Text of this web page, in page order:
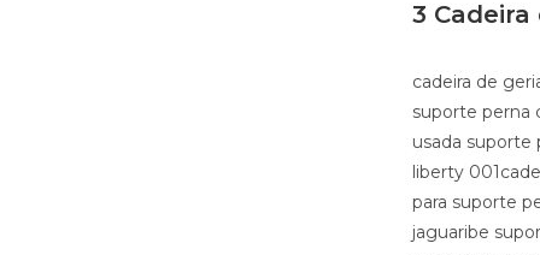
3
cadeira de
suporte perna
usada suporte
liberty
para suporte
jaguaribe